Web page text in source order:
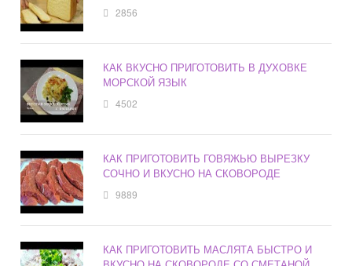
2856
КАК ВКУСНО ПРИГОТОВИТЬ В ДУХОВКЕ
МОРСКОЙ ЯЗЫК
4502
КАК ПРИГОТОВИТЬ ГОВЯЖЬЮ ВЫРЕЗКУ
СОЧНО И ВКУСНО НА СКОВОРОДЕ
9889
КАК ПРИГОТОВИТЬ МАСЛЯТА БЫСТРО И